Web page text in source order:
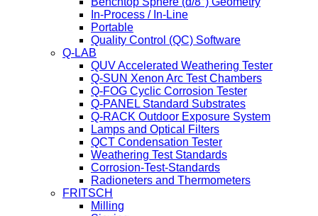
In-Process / In-Line
Portable
Quality Control (QC) Software
Q-LAB
QUV Accelerated Weathering Tester
Q-SUN Xenon Arc Test Chambers
Q-FOG Cyclic Corrosion Tester
Q-PANEL Standard Substrates
Q-RACK Outdoor Exposure System
Lamps and Optical Filters
QCT Condensation Tester
Weathering Test Standards
Corrosion-Test-Standards
Radioneters and Thermometers
FRITSCH
Milling